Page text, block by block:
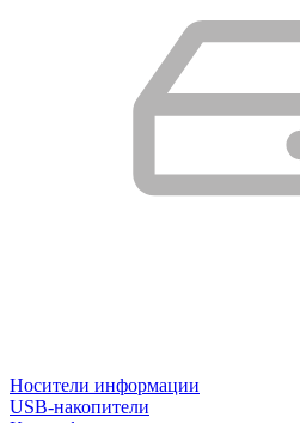
Носители информации
USB-накопители